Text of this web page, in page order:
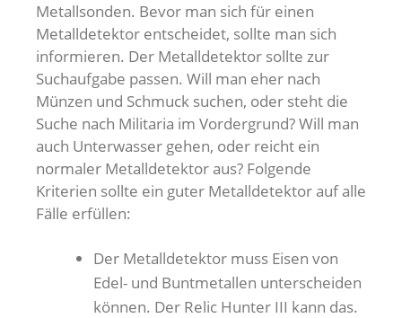
Metallsonden. Bevor man sich für einen
Metalldetektor entscheidet, sollte man sich
informieren. Der Metalldetektor sollte zur
Suchaufgabe passen. Will man eher nach
Münzen und Schmuck suchen, oder steht die
Suche nach Militaria im Vordergrund? Will man
auch Unterwasser gehen, oder reicht ein
normaler Metalldetektor aus? Folgende
Kriterien sollte ein guter Metalldetektor auf alle
Fälle erfüllen:
Der Metalldetektor muss Eisen von
Edel- und Buntmetallen unterscheiden
können. Der Relic Hunter III kann das.